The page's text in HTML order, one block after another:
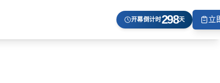
开幕倒计时298天 立